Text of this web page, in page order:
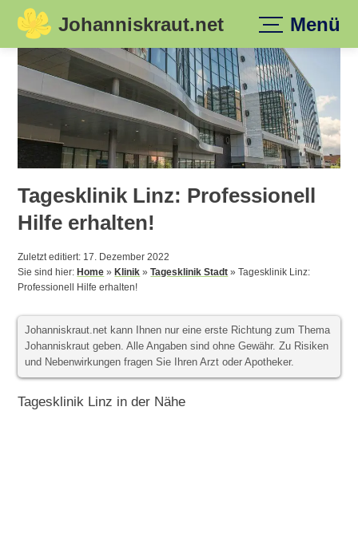
Skip
content
Johanniskraut.net Menü
Tagesklinik Linz: Professionell
Hilfe erhalten!
Zuletzt editiert: 17. Dezember 2022
Sie sind hier:Home »Klinik »Tagesklinik Stadt »Tagesklinik Linz:
Professionell Hilfe erhalten!
Johanniskraut.net kann Ihnen nur eine erste Richtung zum Thema
Johanniskraut geben. Alle Angaben sind ohne Gewähr. Zu Risiken
und Nebenwirkungen fragen Sie Ihren Arzt oder Apotheker.
Tagesklinik Linz in der Nähe